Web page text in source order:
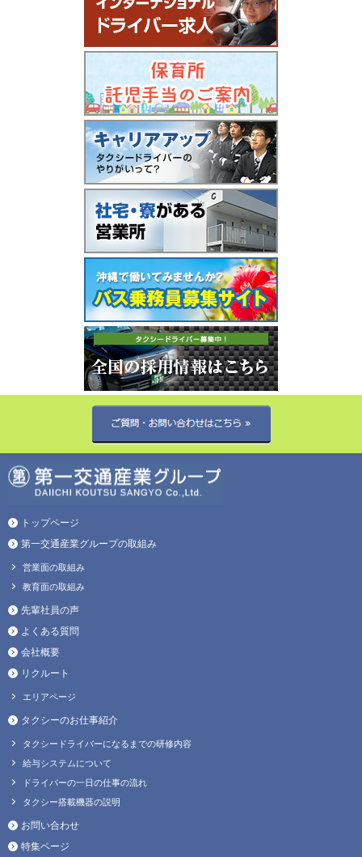
トップページ
第一交通産業グループの取組み
営業面の取組み
教育面の取組み
先輩社員の声
よくある質問
会社概要
リクルート
エリアページ
タクシーのお仕事紹介
タクシードライバーになるまでの研修内容
給与システムについて
ドライバーの一日の仕事の流れ
タクシー搭載機器の説明
お問い合わせ
特集ページ